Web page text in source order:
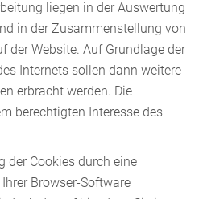
liegen in der Auswertung
in der Zusammenstellung von
der Website. Auf Grundlage der
Internets sollen dann weitere
erbracht werden. Die
berechtigten Interesse des
der Cookies durch eine
Browser-Software